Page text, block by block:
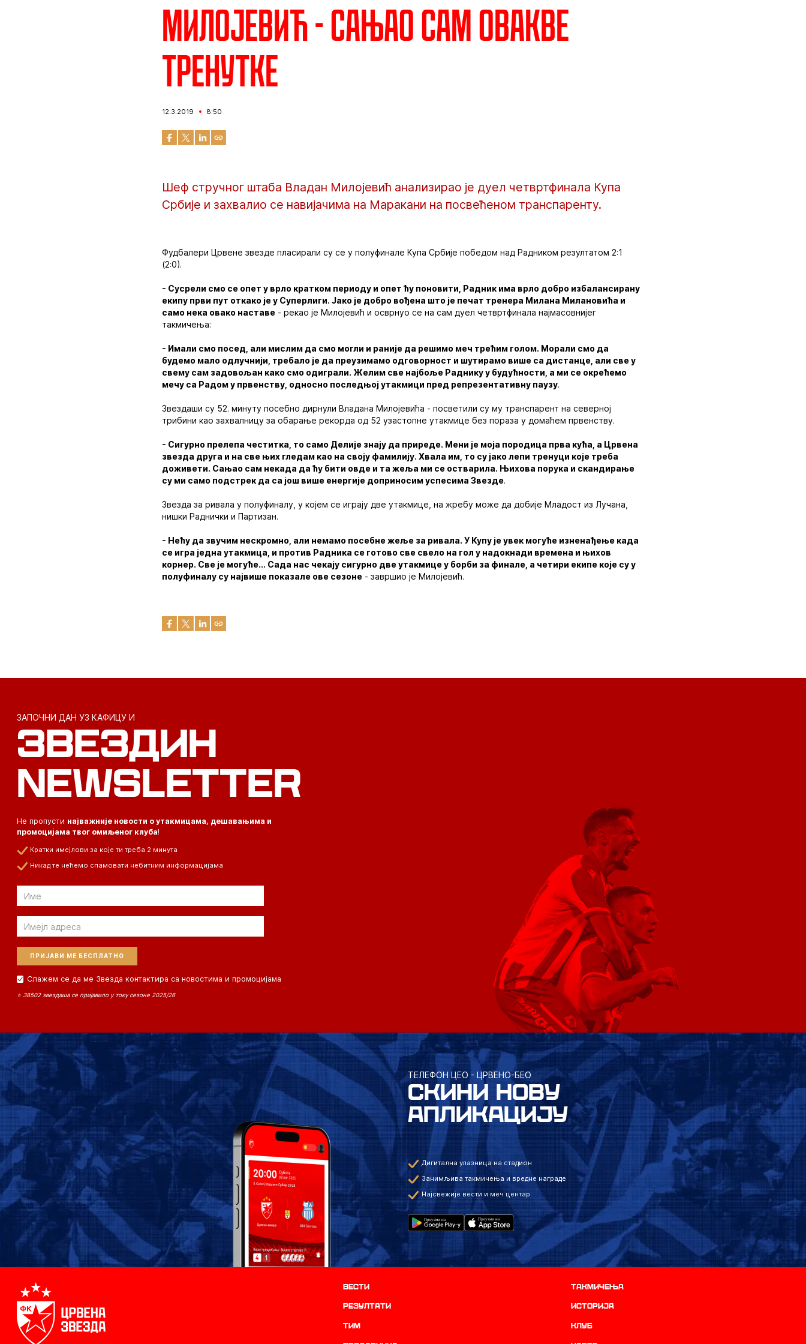
Милојевић - Сањао сам овакве
тренутке
12.3.2019 8:50
Шеф стручног штаба Владан Милојевић анализирао је дуел четвртфинала Купа
Србије и захвалио се навијачима на Маракани на посвећеном транспаренту.
Фудбалери Црвене звезде пласирали су се у полуфинале Купа Србије победом над Радником резултатом 2:1
(2:0).
- Сусрели смо се опет у врло кратком периоду и опет ћу поновити, Радник има врло добро избалансирану
екипу први пут откако је у Суперлиги. Јако је добро вођена што је печат тренера Милана Милановића и
само нека овако наставе - рекао је Милојевић и осврнуо се на сам дуел четвртфинала најмасовнијег
такмичења:
- Имали смо посед, али мислим да смо могли и раније да решимо меч трећим голом. Морали смо да
будемо мало одлучнији, требало је да преузимамо одговорност и шутирамо више са дистанце, али све у
свему сам задовољан како смо одиграли. Желим све најбоље Раднику у будућности, а ми се окрећемо
мечу са Радом у првенству, односно последњој утакмици пред репрезентативну паузу.
Звездаши су 52. минуту посебно дирнули Владана Милојевића - посветили су му транспарент на северној
трибини као захвалницу за обарање рекорда од 52 узастопне утакмице без пораза у домаћем првенству.
- Сигурно прелепа честитка, то само Делије знају да приреде. Мени је моја породица прва кућа, а Црвена
звезда друга и на све њих гледам као на своју фамилију. Хвала им, то су јако лепи тренуци које треба
доживети. Сањао сам некада да ћу бити овде и та жеља ми се остварила. Њихова порука и скандирање
су ми само подстрек да са још више енергије доприносим успесима Звезде.
Звезда за ривала у полуфиналу, у којем се играју две утакмице, на жребу може да добије Младост из Лучана,
нишки Раднички и Партизан.
- Нећу да звучим нескромно, али немамо посебне жеље за ривала. У Купу је увек могуће изненађење када
се игра једна утакмица, и против Радника се готово све свело на гол у надокнади времена и њихов
корнер. Све је могуће... Сада нас чекају сигурно две утакмице у борби за финале, а четири екипе које су у
полуфиналу су највише показале ове сезоне - завршио је Милојевић.
ЗАПОЧНИ ДАН УЗ КАФИЦУ И
ЗВЕЗДИН
NEWSLETTER
Не пропусти најважније новости о утакмицама, дешавањима и
промоцијама твог омиљеног клуба!
Кратки имејлови за које ти треба 2 минута
Никад те нећемо спамовати небитним информацијама
Email
Email
Слажем се да ме Звезда контактира са новостима и промоцијама
⭐ 38502 звездаша се пријавило у току сезоне 2025/26
ТЕЛЕФОН ЦЕО - ЦРВЕНО-БЕО
СКИНИ НОВУ
АПЛИКАЦИЈУ
Дигитална улазница на стадион
Занимљива такмичења и вредне награде
Најсвежије вести и меч центар
Вести Такмичења
резултати историја
ТИМ Клуб